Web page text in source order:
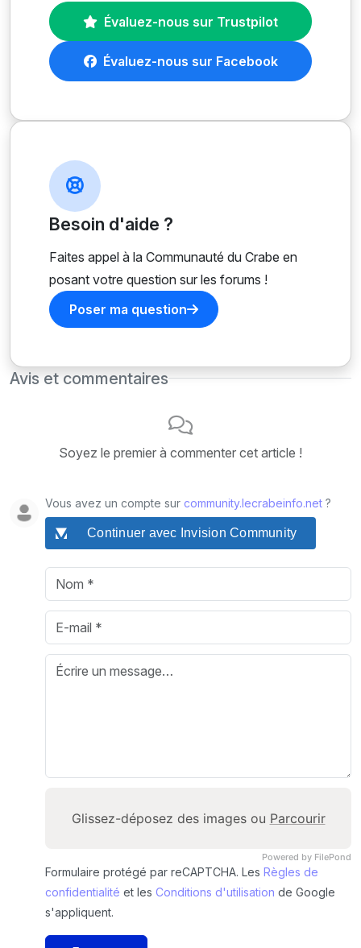
Évaluez-nous sur Trustpilot
Évaluez-nous sur Facebook
Besoin d'aide ?
Faites appel à la Communauté du Crabe en
posant votre question sur les forums !
Poser ma question
Avis et commentaires
Soyez le premier à commenter cet article !
Vous avez un compte sur community.lecrabeinfo.net ?
Continuer avec Invision Community
Powered by FilePond
Glissez-déposez des images ou Parcourir
Formulaire protégé par reCAPTCHA. Les Règles de
confidentialité et les Conditions d'utilisation de Google
s'appliquent.